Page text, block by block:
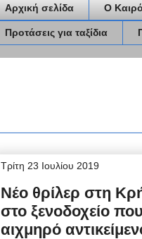
Αρχική σελίδα Ο
Προτάσεις για ταξίδια
Τρίτη 23 Ιουλίου 2019
Νέο θρίλερ στη
στο ξενοδοχείο
αιχμηρό